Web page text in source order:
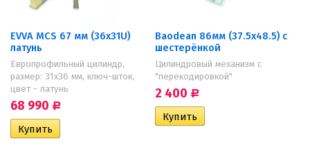
EVVA MCS 67 мм (36х31U)
латунь
Европрофильный цилиндр,
размер: 31х36 мм, ключ-шток,
цвет - латунь
68 990 Р
Baodean 86мм (37.5х48.5) с
шестерёнкой
Цилиндровый механизм с
"перекодировкой"
2 400 Р